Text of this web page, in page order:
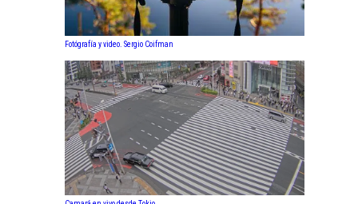
Fotógrafía y video. Sergio Coifman